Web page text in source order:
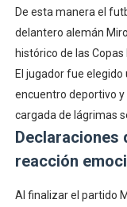
De esta manera el
delantero alemán
histórico de las Copas
El jugador fue
encuentro deportivo
cargada de lágrimas
Declaraciones
reacción
Al finalizar el partido